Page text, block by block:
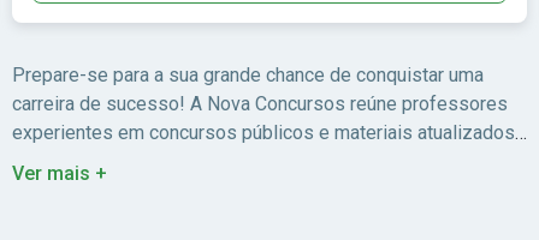
Prepare-se para a sua grande chance de conquistar uma
carreira de sucesso! A Nova Concursos reúne professores
experientes em concursos públicos e materiais atualizados
para você estudar com foco no edital.
Ver mais +